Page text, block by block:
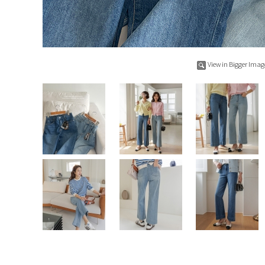
View in Bigger